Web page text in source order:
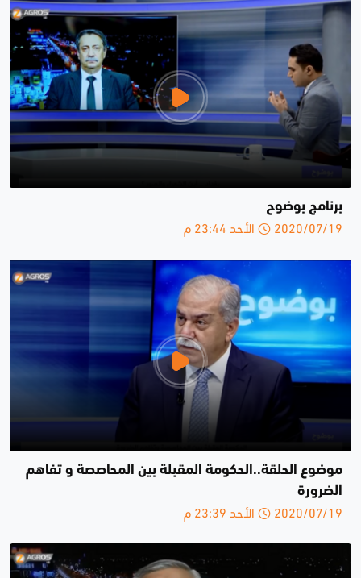
برنامج بوضوح
2020/07/19 الأحد 23:44 م
موضوع الحلقة..الحكومة المقبلة بين المحاصصة و تفاهم
الضرورة
2020/07/19 الأحد 23:39 م